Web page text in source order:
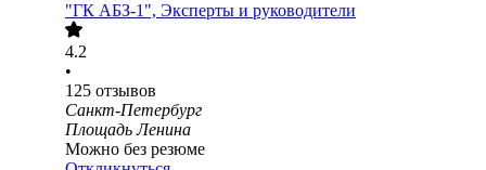
"ГК АБЗ-1", Эксперты и руководители
4.2
•
125 отзывов
Санкт-Петербург
Площадь Ленина
Можно без резюме